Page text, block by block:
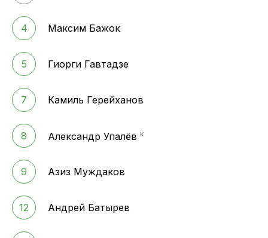
4 Максим Бажок
5 Гиорги Гавтадзе
7 Камиль Герейханов
8 Александр Упалёв к
9 Азиз Муждаков
12 Андрей Батырев